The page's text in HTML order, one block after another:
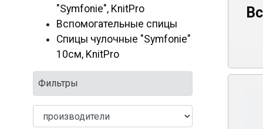
"Symfonie", KnitPro
Вспомогательные спицы
Спицы чулочные "Symfonie"
10см, KnitPro
Фильтры